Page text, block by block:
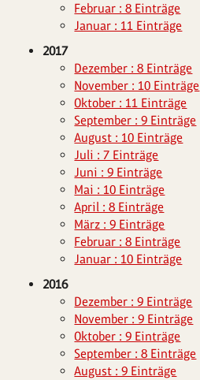
Februar : 8 Einträge
Januar : 11 Einträge
2017
Dezember : 8 Einträge
November : 10 Einträge
Oktober : 11 Einträge
September : 9 Einträge
August : 10 Einträge
Juli : 7 Einträge
Juni : 9 Einträge
Mai : 10 Einträge
April : 8 Einträge
März : 9 Einträge
Februar : 8 Einträge
Januar : 10 Einträge
2016
Dezember : 9 Einträge
November : 9 Einträge
Oktober : 9 Einträge
September : 8 Einträge
August : 9 Einträge